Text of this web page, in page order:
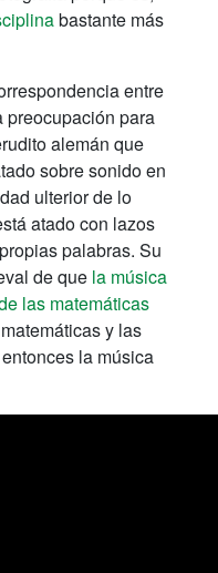
bastante más
entre
preocupación para
alemán que
sobre sonido en
ulterior de lo
atado con lazos
palabras. Su
de que la música
las matemáticas
y las
la música